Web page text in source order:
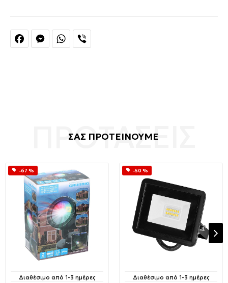
FacebookMessengerWhatsApp
ΣΑΣ ΠΡΟΤΕΙΝΟΥΜΕ
-67 %
Διαθέσιμο από 1-3 ημέρες
-50 %
Διαθέσιμο από 1-3 ημέρες